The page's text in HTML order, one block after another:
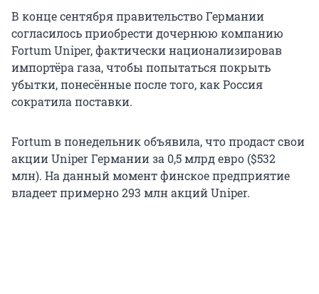
В конце сентября правительство Германии
согласилось приобрести дочернюю компанию
Fortum Uniper, фактически национализировав
импортёра газа, чтобы попытаться покрыть
убытки, понесённые после того, как Россия
сократила поставки.
Fortum в понедельник объявила, что продаст свои
акции Uniper Германии за 0,5 млрд евро ($532
млн). На данный момент финское предприятие
владеет примерно 293 млн акций Uniper.